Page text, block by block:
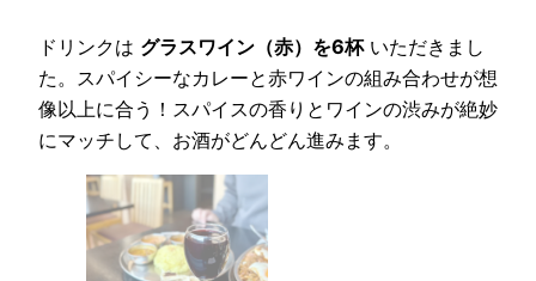
ドリンクは グラスワイン（赤）を6杯いただきまし
た。スパイシーなカレーと赤ワインの組み合わせが想
像以上に合う！スパイスの香りとワインの渋みが絶妙
にマッチして、お酒がどんどん進みます。